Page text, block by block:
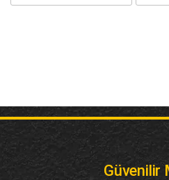
Güvenilir